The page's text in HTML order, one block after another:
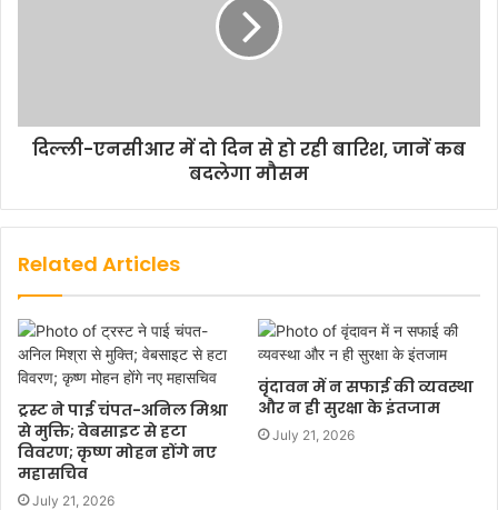
दिल्ली-एनसीआर में दो दिन से हो रही बारिश, जानें कब
बदलेगा मौसम
Related Articles
ट्रस्ट ने पाई चंपत-अनिल मिश्रा
से मुक्ति; वेबसाइट से हटा
विवरण; कृष्ण मोहन होंगे नए
महासचिव
July 21, 2026
वृंदावन में न सफाई की व्यवस्था
और न ही सुरक्षा के इंतजाम
July 21, 2026